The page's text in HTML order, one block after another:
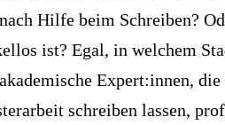
Hilfe beim Schreiben?
ist? Egal, in welchem
Expert:innen,
schreiben lassen,